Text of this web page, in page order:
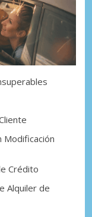
Modificación
Crédito
Alquiler de